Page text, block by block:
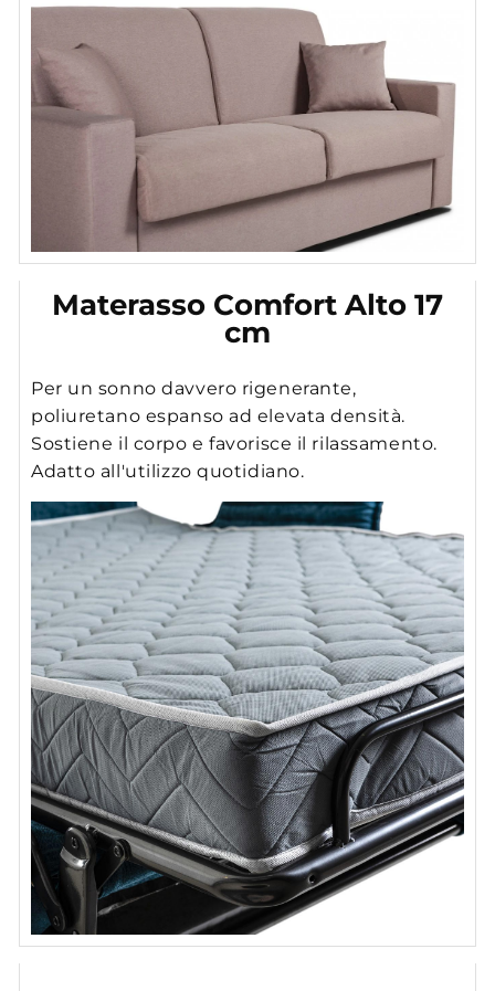
Materasso Comfort Alto 17
cm
Per un sonno davvero rigenerante,
poliuretano espanso ad elevata densità.
Sostiene il corpo e favorisce il rilassamento.
Adatto all'utilizzo quotidiano.